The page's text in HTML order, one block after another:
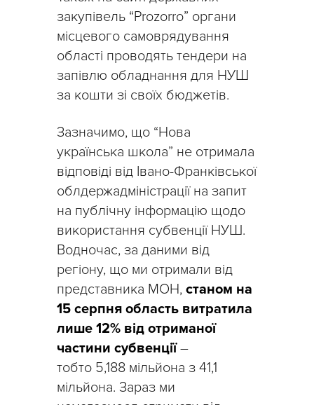
закупівель “Prozorro” органи
місцевого самоврядування
області проводять тендери на
запівлю обладнання для НУШ
за кошти зі своїх бюджетів.
Зазначимо, що “Нова
українська школа” не отримала
відповіді від Івано-Франківської
облдержадміністрації на запит
на публічну інформацію щодо
використання субвенції НУШ.
Водночас, за даними від
регіону, що ми отримали від
представника МОН, станом на
15 серпня область витратила
лише 12% від отриманої
частини субвенції–
тобто 5,188 мільйона з 41,1
мільйона. Зараз ми